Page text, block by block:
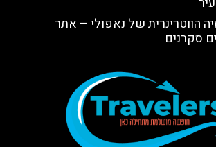
הווטרינרית של נאפולי – אתר
סקרנים